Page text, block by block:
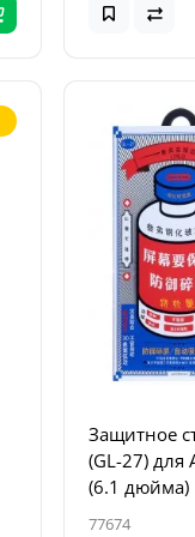
Защитное
(GL-27) для
(6.1
77674